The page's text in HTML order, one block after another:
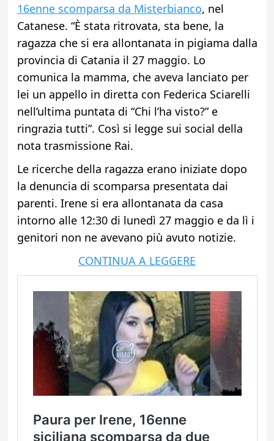
16enne scomparsa da Misterbianco, nel
Catanese. “È stata ritrovata, sta bene, la
ragazza che si era allontanata in pigiama dalla
provincia di Catania il 27 maggio. Lo
comunica la mamma, che aveva lanciato per
lei un appello in diretta con Federica Sciarelli
nell’ultima puntata di “Chi l’ha visto?” e
ringrazia tutti”. Così si legge sui social della
nota trasmissione Rai.
Le ricerche della ragazza erano iniziate dopo
la denuncia di scomparsa presentata dai
parenti. Irene si era allontanata da casa
intorno alle 12:30 di lunedì 27 maggio e da lì i
genitori non ne avevano più avuto notizie.
CONTINUA A LEGGERE